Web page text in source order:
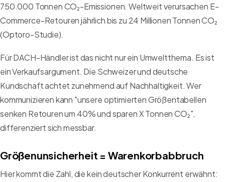
750.000 Tonnen CO₂-Emissionen. Weltweit verursachen E-
Commerce-Retouren jährlich bis zu 24 Millionen Tonnen CO₂
(Optoro-Studie).
Für DACH-Händler ist das nicht nur ein Umweltthema. Es ist
ein Verkaufsargument. Die Schweizer und deutsche
Kundschaft achtet zunehmend auf Nachhaltigkeit. Wer
kommunizieren kann "unsere optimierten Größentabellen
senken Retouren um 40% und sparen X Tonnen CO₂",
differenziert sich messbar.
Größenunsicherheit = Warenkorbabbruch
Hier kommt die Zahl, die kein deutscher Konkurrent erwähnt: